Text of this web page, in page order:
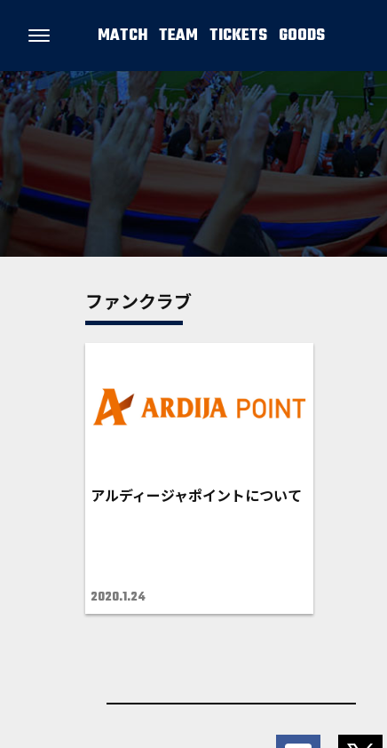
MATCH TEAM TICKETS GOODS
ファンクラブ
アルディージャポイントについて
2020.1.24